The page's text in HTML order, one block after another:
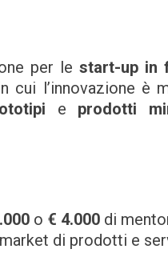
per le start-up in
cui l’innovazione è
e prodotti
o € 4.000 di
di prodotti e